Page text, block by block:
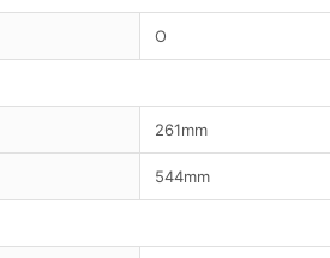
O
261mm
544mm